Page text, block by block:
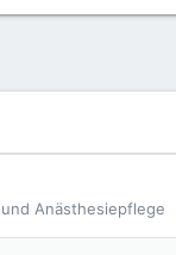
Anästhesiepflege